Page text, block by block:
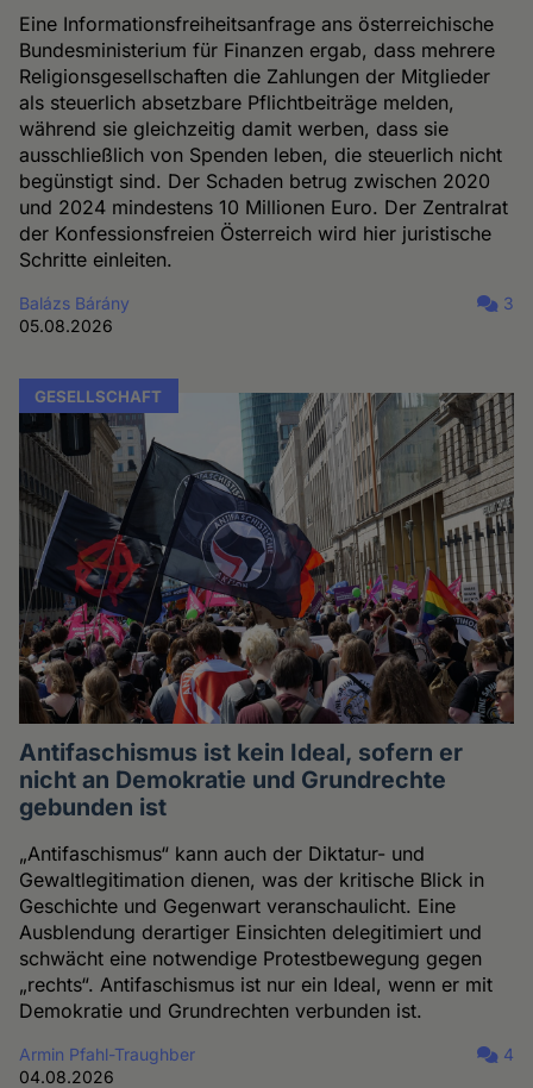
Eine Informationsfreiheitsanfrage ans österreichische
Bundesministerium für Finanzen ergab, dass mehrere
Religionsgesellschaften die Zahlungen der Mitglieder
als steuerlich absetzbare Pflichtbeiträge melden,
während sie gleichzeitig damit werben, dass sie
ausschließlich von Spenden leben, die steuerlich nicht
begünstigt sind. Der Schaden betrug zwischen 2020
und 2024 mindestens 10 Millionen Euro. Der Zentralrat
der Konfessionsfreien Österreich wird hier juristische
Schritte einleiten.
Balázs Bárány
05.08.2026
3
GESELLSCHAFT
Antifaschismus ist kein Ideal, sofern er
nicht an Demokratie und Grundrechte
gebunden ist
„Antifaschismus“ kann auch der Diktatur- und
Gewaltlegitimation dienen, was der kritische Blick in
Geschichte und Gegenwart veranschaulicht. Eine
Ausblendung derartiger Einsichten delegitimiert und
schwächt eine notwendige Protestbewegung gegen
„rechts“. Antifaschismus ist nur ein Ideal, wenn er mit
Demokratie und Grundrechten verbunden ist.
Armin Pfahl-Traughber
04.08.2026
4